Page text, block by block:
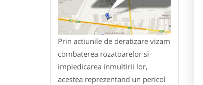
Prin actiunile de deratizare vizam
combaterea rozatoarelor si
impiedicarea inmultirii lor,
acestea reprezentand un pericol